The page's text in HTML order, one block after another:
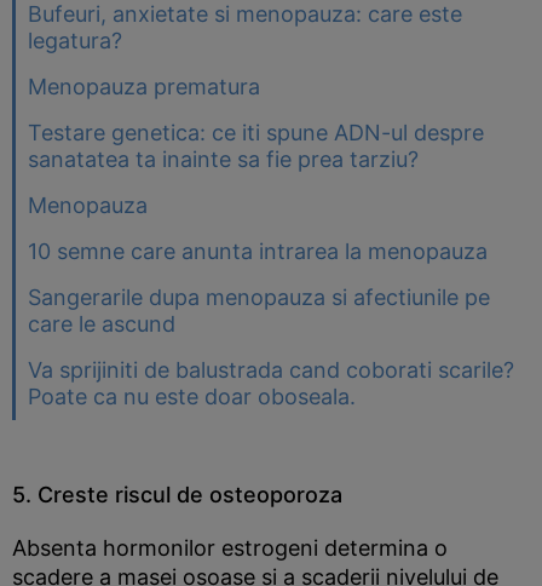
Bufeuri, anxietate si menopauza: care este
legatura?
Menopauza prematura
Testare genetica: ce iti spune ADN-ul despre
sanatatea ta inainte sa fie prea tarziu?
Menopauza
10 semne care anunta intrarea la menopauza
Sangerarile dupa menopauza si afectiunile pe
care le ascund
Va sprijiniti de balustrada cand coborati scarile?
Poate ca nu este doar oboseala.
5. Creste riscul de osteoporoza
Absenta hormonilor estrogeni determina o
scadere a masei osoase si a scaderii nivelului de